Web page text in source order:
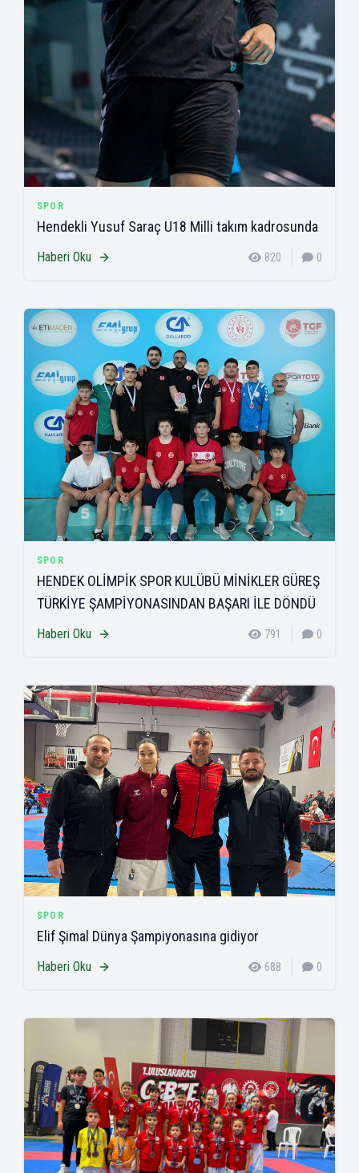
SPOR
Hendekli Yusuf Saraç U18 Milli takım kadrosunda
Haberi Oku 820 0
SPOR
HENDEK OLİMPİK SPOR KULÜBÜ MİNİKLER GÜREŞ
TÜRKİYE ŞAMPİYONASINDAN BAŞARI İLE DÖNDÜ
Haberi Oku 791 0
SPOR
Elif Şimal Dünya Şampiyonasına gidiyor
Haberi Oku 688 0